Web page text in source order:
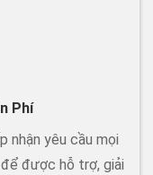
Phí
nhận yêu cầu mọi
để được hỗ trợ, giải